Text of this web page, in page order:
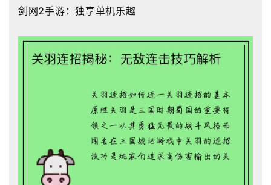
剑网2手游：独享单机乐趣